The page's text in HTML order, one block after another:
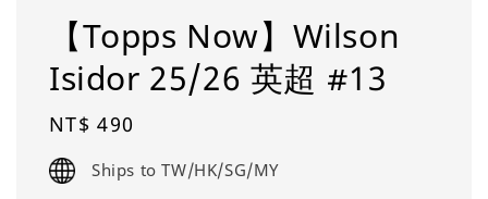
【Topps Now】Wilson
Isidor 25/26 英超 #13
Regular
price
NT$ 490
Ships to TW/HK/SG/MY